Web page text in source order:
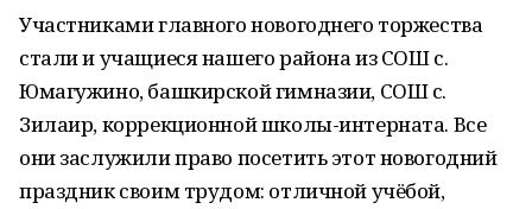
Участниками главного новогоднего торжества
стали и учащиеся нашего района из СОШ с.
Юмагужино, башкирской гимназии, СОШ с.
Зилаир, коррекционной школы-интерната. Все
они заслужили право посетить этот новогодний
праздник своим трудом: отличной учёбой,